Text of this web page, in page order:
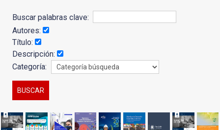
Buscar palabras clave:
Autores:
Título:
Descripción:
Categoría: